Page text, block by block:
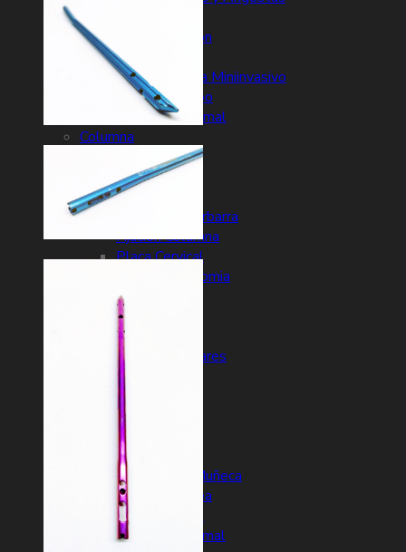
Reconstrucción
Radio Distal
Detensor Guia Miniinvasivo
Tercio de Tubo
Humero Proximal
Columna
Caja Cervical
Caja PLIF
Caja TLIF
Conector Interbarra
Fijacion Columna
Placa Cervical
Jaula Corpectomia
Artroscopia
Hombro
Rodilla
Clavos Endomedulares
EM Femur
EM Humero
EM Tibia
EM Nancy
Gamma
Pie Tobillo Mano Muñeca
Placa Calcanea
Arpon Titanio
Boton Sindesmal